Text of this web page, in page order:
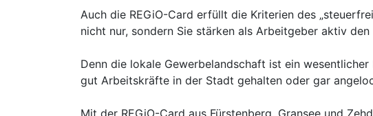
Auch die REGiO-Card erfüllt die Kriterien des
nicht nur, sondern Sie stärken als Arbeitgeber aktiv
Denn die lokale Gewerbelandschaft ist ein
gut Arbeitskräfte in der Stadt gehalten oder gar
Mit der REGiO-Card aus Fürstenberg, Gransee und